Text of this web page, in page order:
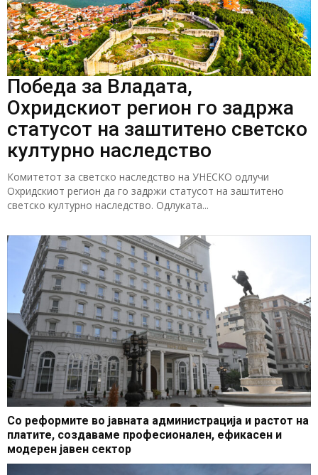
Победа за Владата,
Охридскиот регион го задржа
статусот на заштитено светско
културно наследство
Комитетот за светско наследство на УНЕСКО одлучи
Охридскиот регион да го задржи статусот на заштитено
светско културно наследство. Одлуката...
Со реформите во јавната администрација и растот на
платите, создаваме професионален, ефикасен и
модерен јавен сектор